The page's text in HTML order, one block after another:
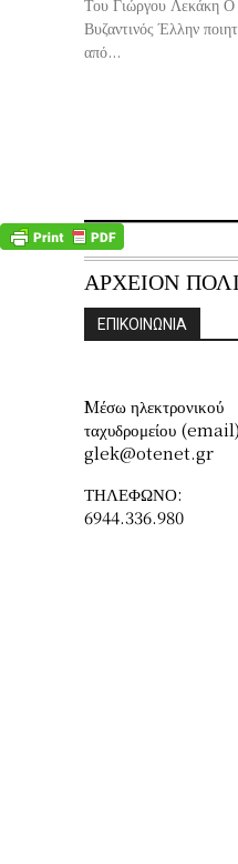
Βυζαντινός Έλλην
από...
ΑΡΧΕΙΟΝ
ΕΠΙΚΟΙΝΩΝΙΑ
Mέσω ηλεκτρονικού
ταχυδρομείου
glek@otenet.gr
ΤΗΛΕΦΩΝΟ:
6944.336.980